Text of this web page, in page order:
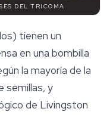
DEL TRICOMA
tienen un
en una bombilla
la mayoría de la
semillas, y
de Livingston